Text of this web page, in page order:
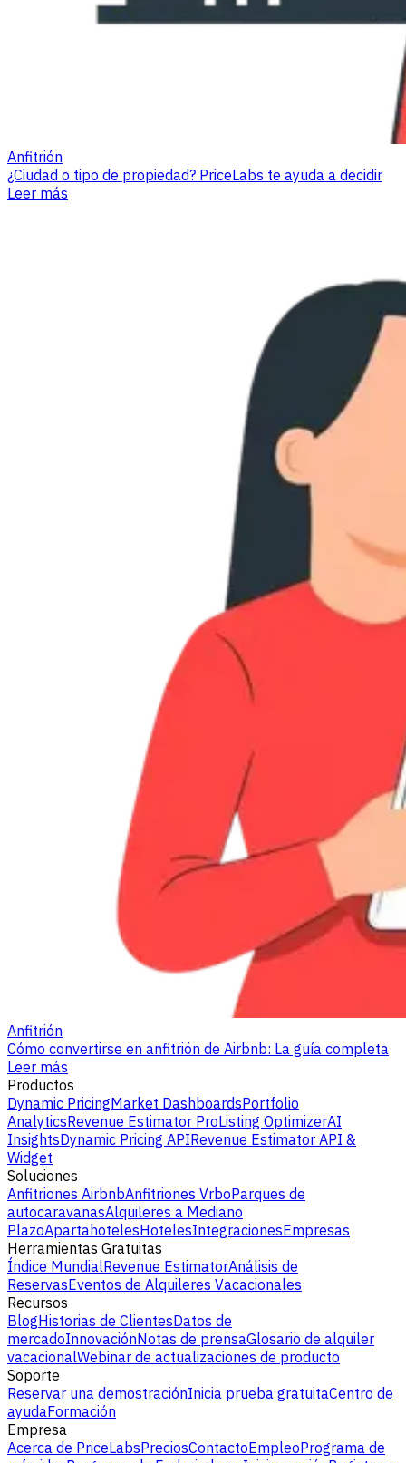
Anfitrión
¿Ciudad o tipo de propiedad? PriceLabs te ayuda a decidir
Leer más
Anfitrión
Cómo convertirse en anfitrión de Airbnb: La guía completa
Leer más
Productos
Dynamic PricingMarket DashboardsPortfolio
AnalyticsRevenue Estimator ProListing OptimizerAI
InsightsDynamic Pricing APIRevenue Estimator API &
Widget
Soluciones
Anfitriones AirbnbAnfitriones VrboParques de
autocaravanasAlquileres a Mediano
PlazoApartahotelesHotelesIntegracionesEmpresas
Herramientas Gratuitas
Índice MundialRevenue EstimatorAnálisis de
ReservasEventos de Alquileres Vacacionales
Recursos
BlogHistorias de ClientesDatos de
mercadoInnovaciónNotas de prensaGlosario de alquiler
vacacionalWebinar de actualizaciones de producto
Soporte
Reservar una demostraciónInicia prueba gratuitaCentro de
ayudaFormación
Empresa
Acerca de PriceLabsPreciosContactoEmpleoPrograma de